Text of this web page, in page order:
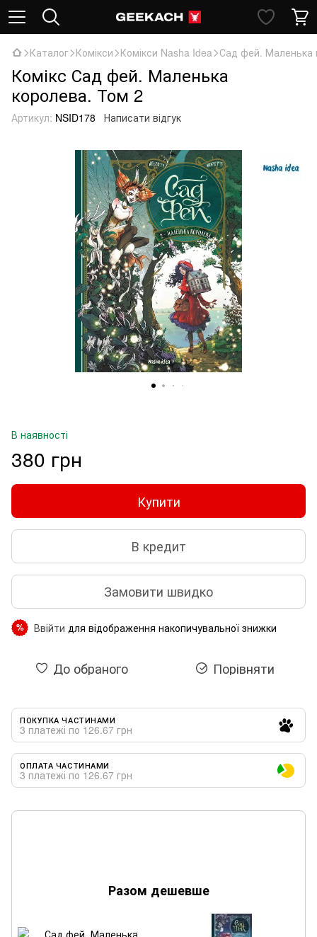
Каталог Комікси Комікси Nasha Idea Сад фей. Маленька
Комікс Сад фей. Маленька
королева. Том 2
Артикул: NSID178 Написати відгук
В наявності
380 грн
Купити
В кредит
Замовити швидко
% Ввійти для відображення накопичувальної знижки
До обраного Порівняти
ПОКУПКА ЧАСТИНАМИ
3 платежі по 126.67 грн
ОПЛАТА ЧАСТИНАМИ
3 платежі по 126.67 грн
Разом дешевше